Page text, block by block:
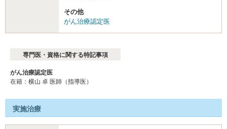
その他
がん治療認定医
専門医・資格に関する特記事項
がん治療認定医
在籍：横⼭ 卓 医師（指導医）
実施治療